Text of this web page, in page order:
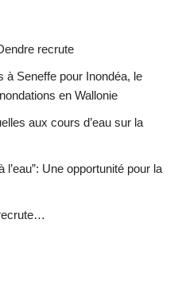
recrute
à Seneffe pour Inondéa, le
en Wallonie
aux cours d’eau sur la
Une opportunité pour la